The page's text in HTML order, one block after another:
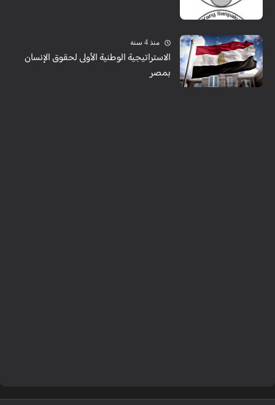
منذ 4 سنة
الاستراتيجية الوطنية الأولى لحقوق الإنسان
بمصر